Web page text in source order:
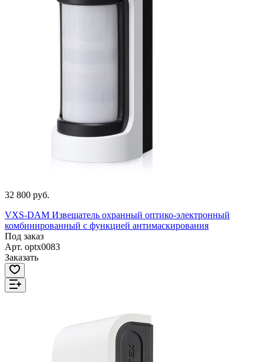
32 800 руб.
VXS-DAM Извещатель охранный оптико-электронный
комбинированный с функцией антимаскирования
Под заказ
Арт. optx0083
Заказать